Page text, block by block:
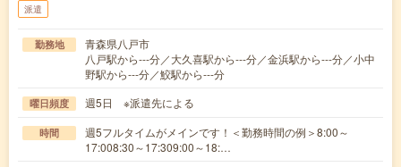
派遣
勤務地
青森県八戸市
八戸駅から---分／大久喜駅から---分／金浜駅から---分／小中
野駅から---分／鮫駅から---分
曜日頻度 週5日 ※派遣先による
時間
週5フルタイムがメインです！＜勤務時間の例＞8:00～
17:008:30～17:309:00～18:…